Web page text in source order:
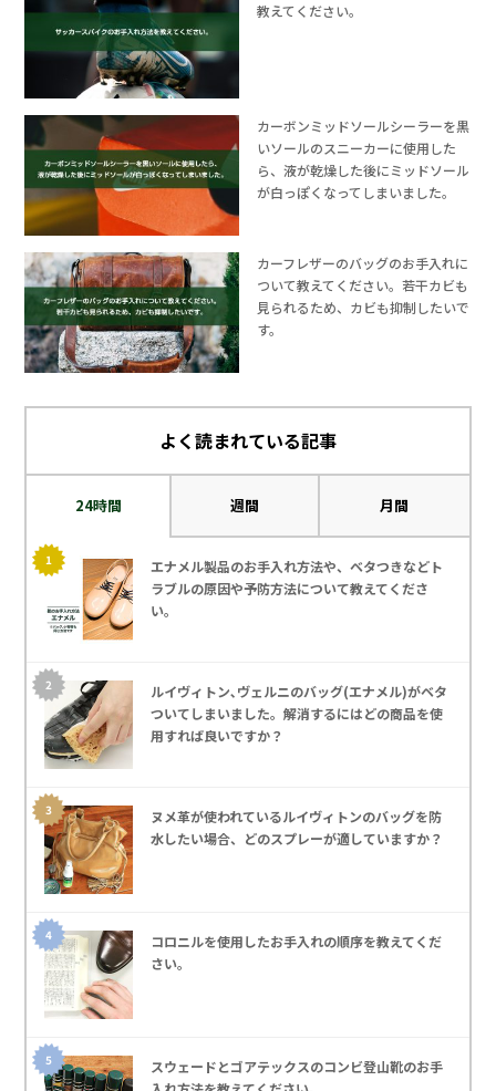
教えてください。
カーボンミッドソールシーラーを黒
いソールのスニーカーに使用した
ら、液が乾燥した後にミッドソール
が白っぽくなってしまいました。
カーフレザーのバッグのお手入れに
ついて教えてください。若干カビも
見られるため、カビも抑制したいで
す。
よく読まれている記事
24時間 週間 月間
エナメル製品のお手入れ方法や、ベタつきなどト
ラブルの原因や予防方法について教えてくださ
い。
ルイヴィトン､ヴェルニのバッグ(エナメル)がベタ
ついてしまいました。解消するにはどの商品を使
用すれば良いですか？
ヌメ革が使われているルイヴィトンのバッグを防
水したい場合、どのスプレーが適していますか？
コロニルを使用したお手入れの順序を教えてくだ
さい｡
スウェードとゴアテックスのコンビ登山靴のお手